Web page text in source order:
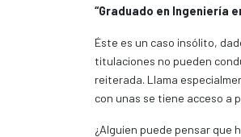
“Graduado en Ingeniería
Éste es un caso insólito,
titulaciones no pueden
reiterada. Llama
con unas se tiene acceso a
¿Alguien puede pensar que